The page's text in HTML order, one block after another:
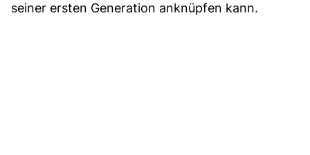
seiner ersten Generation anknüpfen kann.